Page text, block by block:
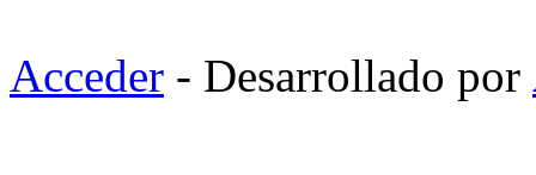
Acceder - Desarrollado por